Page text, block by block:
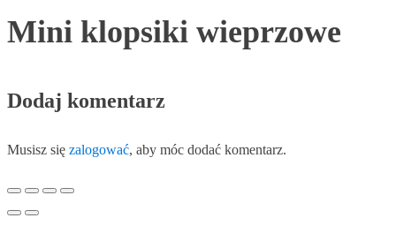
Mini klopsiki wieprzowe
Dodaj komentarz
Musisz się zalogować, aby móc dodać komentarz.